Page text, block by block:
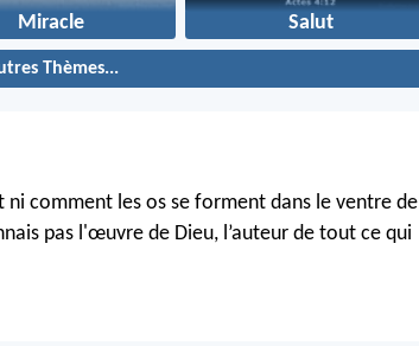
Miracle Salut
Thèmes...
ni comment les os se forment dans le ventre de
pas l'œuvre de Dieu, l’auteur de tout ce qui